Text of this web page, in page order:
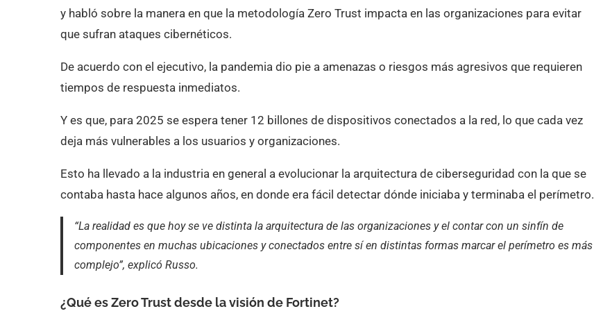
y habló sobre la manera en que la metodología Zero Trust impacta en las organizaciones para evitar
que sufran ataques cibernéticos.
De acuerdo con el ejecutivo, la pandemia dio pie a amenazas o riesgos más agresivos que requieren
tiempos de respuesta inmediatos.
Y es que, para 2025 se espera tener 12 billones de dispositivos conectados a la red, lo que cada vez
deja más vulnerables a los usuarios y organizaciones.
Esto ha llevado a la industria en general a evolucionar la arquitectura de ciberseguridad con la que se
contaba hasta hace algunos años, en donde era fácil detectar dónde iniciaba y terminaba el perímetro.
“La realidad es que hoy se ve distinta la arquitectura de las organizaciones y el contar con un sinfín de
componentes en muchas ubicaciones y conectados entre sí en distintas formas marcar el perímetro es más
complejo”, explicó Russo.
¿Qué es Zero Trust desde la visión de Fortinet?